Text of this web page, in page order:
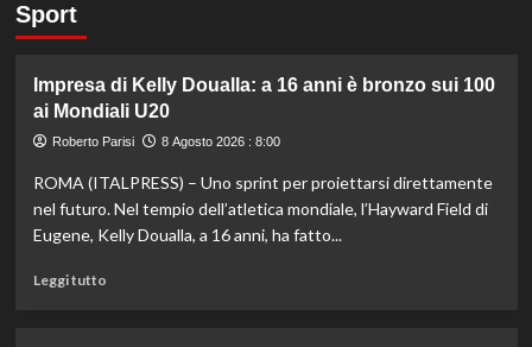
Sport
Impresa di Kelly Doualla: a 16 anni è bronzo sui 100
ai Mondiali U20
Roberto Parisi 8 Agosto 2026 : 8:00
ROMA (ITALPRESS) – Uno sprint per proiettarsi direttamente
nel futuro. Nel tempio dell’atletica mondiale, l’Hayward Field di
Eugene, Kelly Doualla, a 16 anni, ha fatto...
Leggi tuttoLeggi